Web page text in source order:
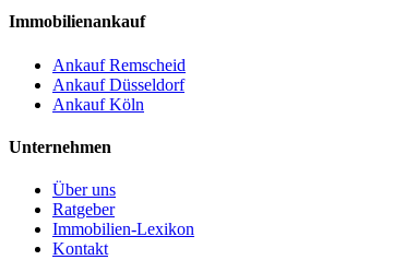
Immobilienankauf
Ankauf Remscheid
Ankauf Düsseldorf
Ankauf Köln
Unternehmen
Über uns
Ratgeber
Immobilien-Lexikon
Kontakt